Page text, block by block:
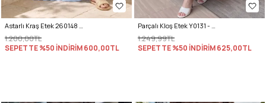
Astarlı Kraş Etek 260148 - BEBE MAVİSİ
1.200,00TL
SEPETTE %50 İNDİRİM600,00TL
Parçalı Kloş Etek Y0131 - VİŞNE ÇÜRÜĞÜ
1.249,99TL
SEPETTE %50 İNDİRİM625,00TL